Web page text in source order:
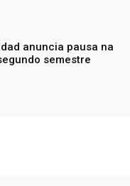
anuncia pausa na
semestre